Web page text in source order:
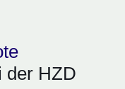
der HZD